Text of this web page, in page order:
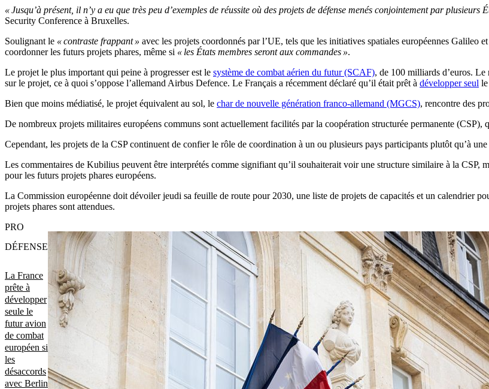
« Jusqu’à présent, il n’y a eu que très peu d’exemples de réussite où des projets de défense menés conjointement par plusieurs
Security Conference à Bruxelles.
Soulignant le « contraste frappant » avec les projets coordonnés par l’UE, tels que les initiatives spatiales européennes
coordonner les futurs projets phares, même si « les États membres seront aux commandes ».
Le projet le plus important qui peine à progresser est le système de combat aérien du futur (SCAF), de 100 milliards d’euros.
sur le projet, ce à quoi s’oppose l’allemand Airbus Defence. Le Français a récemment déclaré qu’il était prêt à développer seul
Bien que moins médiatisé, le projet équivalent au sol, le char de nouvelle génération franco-allemand (MGCS), rencontre des
De nombreux projets militaires européens communs sont actuellement facilités par la coopération structurée permanente (CSP),
Cependant, les projets de la CSP continuent de confier le rôle de coordination à un ou plusieurs pays participants plutôt qu’à
Les commentaires de Kubilius peuvent être interprétés comme signifiant qu’il souhaiterait voir une structure similaire à la CSP,
pour les futurs projets phares européens.
La Commission européenne doit dévoiler jeudi sa feuille de route pour 2030, une liste de projets de capacités et un calendrier
projets phares sont attendues.
La France
prête à
développer
seule le
futur avion
de combat
européen si
les
désaccords
avec Berlin
PRO
DÉFENSE